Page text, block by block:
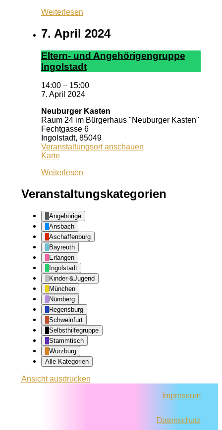
Weiterlesen
7. April 2024
El­tern- und An­ge­hör­ig­en­grup­pe
In­gol­stadt
14:00 – 15:00
7. April 2024
Neuburger Kasten
Raum 24 im Bürgerhaus "Neuburger Kasten"
Fechtgasse 6
Ingolstadt, 85049
Veranstaltungsort anschauen
KarteNeuburger
Weiterlesen
Veranstaltungskategorien
Angehörige
Ansbach
Aschaffenburg
Bayreuth
Erlangen
Ingolstadt
Kinder-&Jugend
München
Nürnberg
Regensburg
Schweinfurt
Selbsthilfegruppe
Stammtisch
Würzburg
Alle Kategorien
Ansichtausdrucken
Impressum
Datenschutz